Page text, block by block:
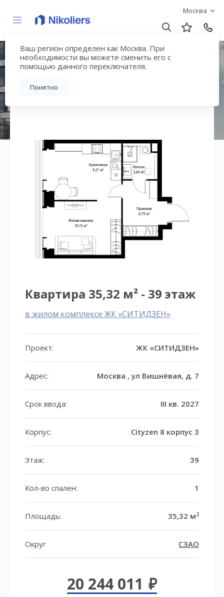
Москва
Ваш регион определен как Москва. При
необходимости вы можете сменить его с
помощью данного переключателя.
Понятно
ЖК «СИТИДЗЕН»
Вернуться на страницу жилого комплекса
Квартира 35,32 м² - 39 этаж
в жилом комплексе ЖК «СИТИДЗЕН»
Проект: ЖК «СИТИДЗЕН»
Адрес: Москва , ул Вишнёвая, д. 7
Срок ввода: III кв. 2027
Корпус: Cityzen 8 корпус 3
Этаж: 39
Кол-во спален: 1
Площадь: 35,32 м2
Округ СЗАО
20 244 011